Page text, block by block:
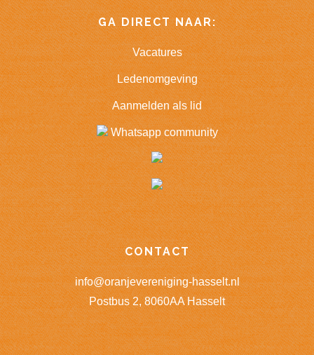
GA DIRECT NAAR:
Vacatures
Ledenomgeving
Aanmelden als lid
Whatsapp community
CONTACT
info@oranjevereniging-hasselt.nl
Postbus 2, 8060AA Hasselt